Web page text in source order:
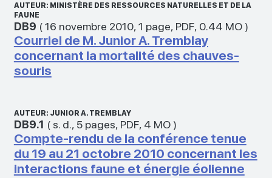
AUTEUR: MINISTÈRE DES RESSOURCES NATURELLES ET DE LA
FAUNE
DB9 (16 novembre 2010, 1 page, PDF, 0.44 MO)
Courriel de M. Junior A. Tremblay
concernant la mortalité des chauves-
souris
AUTEUR: JUNIOR A. TREMBLAY
DB9.1 ( s. d., 5 pages, PDF, 4 MO)
Compte-rendu de la conférence tenue
du 19 au 21 octobre 2010 concernant les
interactions faune et énergie éolienne